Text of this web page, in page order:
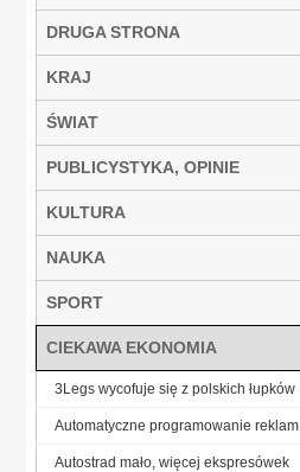
DRUGA STRONA
KRAJ
ŚWIAT
PUBLICYSTYKA, OPINIE
KULTURA
NAUKA
SPORT
CIEKAWA EKONOMIA
3Legs wycofuje się z polskich łupków
Automatyczne programowanie reklam
Autostrad mało, więcej ekspresówek